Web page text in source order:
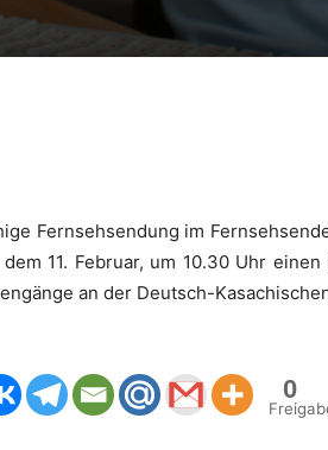
Fernsehsendung im
11. Februar, um 10.30 Uhr
an der Deutsch-
0